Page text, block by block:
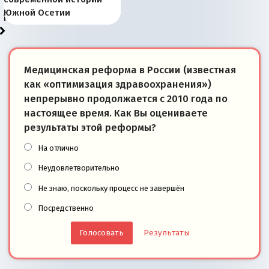
тем, что они -
победители
«переобувании» хозяев
суверенной экономике
Анкориджа
внутренней политике
отношениям с Россией?
Южной Осетии
Медицинская реформа в России (известная
как «оптимизация здравоохранения»)
непрерывно продолжается с 2010 года по
настоящее время. Как Вы оцениваете
результаты этой реформы?
На отлично
Неудовлетворительно
Не знаю, поскольку процесс не завершён
Посредственно
Результаты